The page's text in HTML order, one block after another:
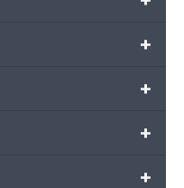
+
+
+
+